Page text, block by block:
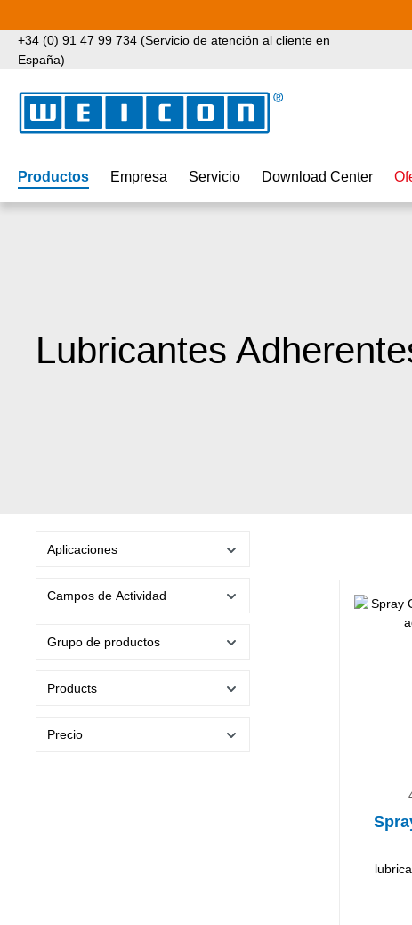
+34 (0) 91 47 99 734 (Servicio de atención al cliente en
España)
Productos Empresa Servicio Download Center
Lubricantes
Aplicaciones
Campos de Actividad
Grupo de productos
Products
Precio